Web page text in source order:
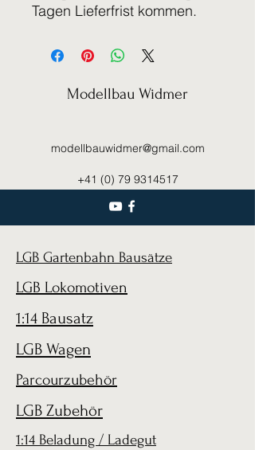
Tagen Lieferfrist kommen.
Modellbau Widmer
modellbauwidmer@gmail.com
+41 (0) 79 9314517
LGB Gartenbahn Bausätze
LGB Lokomotiven
1:14 Bausatz
LGB Wagen
Parcourzubehör
LGB Zubehör
1:14 Beladung / Ladegut